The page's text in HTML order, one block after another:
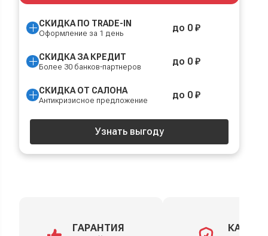
СКИДКА ПО TRADE-IN
Оформление за 1 день до 0 ₽
СКИДКА ЗА КРЕДИТ
Более 30 банков-партнеров до 0 ₽
СКИДКА ОТ САЛОНА
Антикризисное предложение до 0 ₽
Узнать выгоду
ГАРАНТИЯ
КАСКО